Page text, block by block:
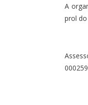
A
prol